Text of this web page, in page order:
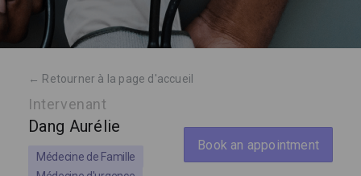
← Retourner à la page d'accueil
Intervenant
Book an appointment
Dang Aurélie
Médecine de Famille